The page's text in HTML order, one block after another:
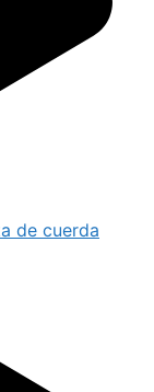
de cuerda